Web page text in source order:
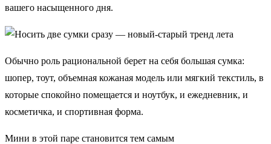
вашего насыщенного дня.
Обычно роль рациональной берет на себя большая сумка:
шопер, тоут, объемная кожаная модель или мягкий текстиль, в
которые спокойно помещается и ноутбук, и ежедневник, и
косметичка, и спортивная форма.
Мини в этой паре становится тем самым